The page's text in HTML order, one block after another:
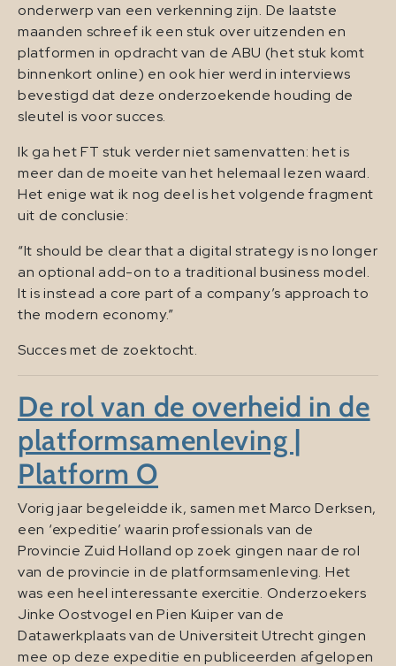
onderwerp van een verkenning zijn. De laatste
maanden schreef ik een stuk over uitzenden en
platformen in opdracht van de ABU (het stuk komt
binnenkort online) en ook hier werd in interviews
bevestigd dat deze onderzoekende houding de
sleutel is voor succes.
Ik ga het FT stuk verder niet samenvatten: het is
meer dan de moeite van het helemaal lezen waard.
Het enige wat ik nog deel is het volgende fragment
uit de conclusie:
“It should be clear that a digital strategy is no longer
an optional add-on to a traditional business model.
It is instead a core part of a company’s approach to
the modern economy.”
Succes met de zoektocht.
De rol van de overheid in de
platformsamenleving |
Platform O
Vorig jaar begeleidde ik, samen met Marco Derksen,
een ‘expeditie’ waarin professionals van de
Provincie Zuid Holland op zoek gingen naar de rol
van de provincie in de platformsamenleving. Het
was een heel interessante exercitie. Onderzoekers
Jinke Oostvogel en Pien Kuiper van de
Datawerkplaats van de Universiteit Utrecht gingen
mee op deze expeditie en publiceerden afgelopen